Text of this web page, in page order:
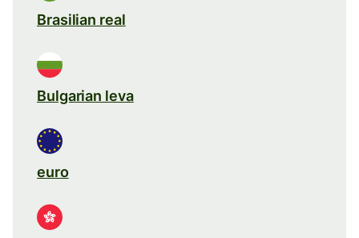
Brasilian real
Bulgarian leva
euro